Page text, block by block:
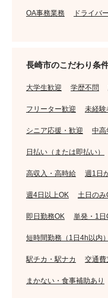
OA事務業務 ドライバー
長崎市のこだわり条
大学生歓迎 学歴不問
フリーター歓迎 未経験
シニア応援・歓迎 中高
日払い（または即払い）
高収入・高時給 週1日
週4日以上OK 土日のみ
即日勤務OK 単発・1日
短時間勤務（1日4h以内）
駅チカ・駅ナカ 交通費
まかない・食事補助あり